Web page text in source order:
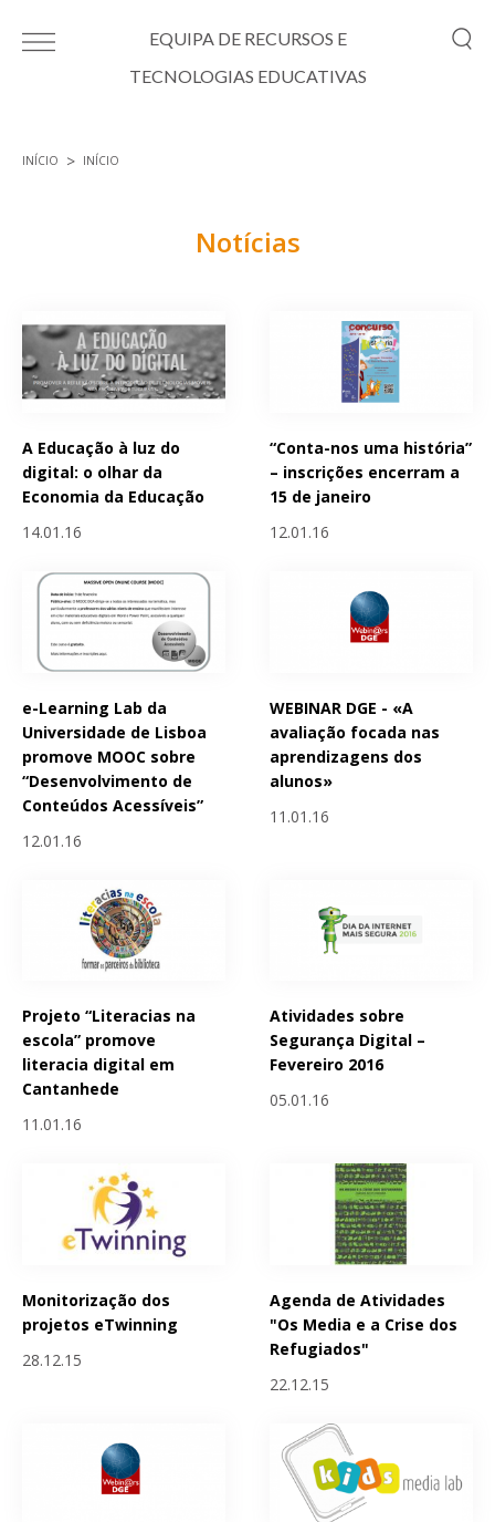
EQUIPA DE RECURSOS E
TECNOLOGIAS EDUCATIVAS
INÍCIO INÍCIO
Notícias
A Educação à luz do
digital: o olhar da
Economia da Educação
14.01.16
“Conta-nos uma história”
– inscrições encerram a
15 de janeiro
12.01.16
e-Learning Lab da
Universidade de Lisboa
promove MOOC sobre
“Desenvolvimento de
Conteúdos Acessíveis”
12.01.16
WEBINAR DGE - «A
avaliação focada nas
aprendizagens dos
alunos»
11.01.16
Projeto “Literacias na
escola” promove
literacia digital em
Cantanhede
11.01.16
Atividades sobre
Segurança Digital –
Fevereiro 2016
05.01.16
Monitorização dos
projetos eTwinning
28.12.15
Agenda de Atividades
"Os Media e a Crise dos
Refugiados"
22.12.15
Páginas